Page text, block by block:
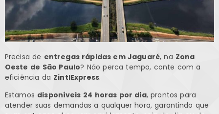
Precisa de entregas rápidas em Jaguaré, na Zona
Oeste de São Paulo? Não perca tempo, conte com a
eficiência da ZintlExpress.
Estamos disponíveis 24 horas por dia, prontos para
atender suas demandas a qualquer hora, garantindo que